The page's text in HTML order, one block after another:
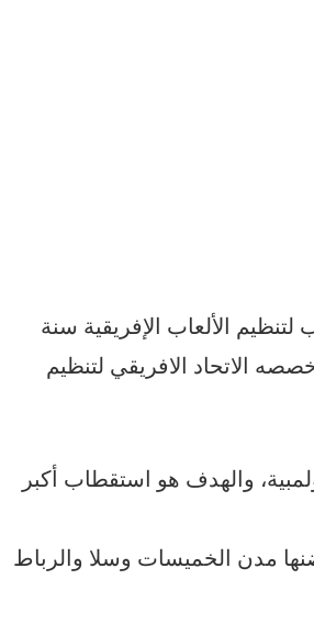
الألعاب الإفريقية سنة
الاتحاد الافريقي لتنظيم
الأولمبية، والهدف هو استقطاب أكبر
مدن الخميسات وسلا والرباط